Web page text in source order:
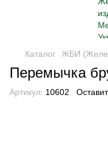
Каталог ЖБИ
Перемычка
Артикул: 10602